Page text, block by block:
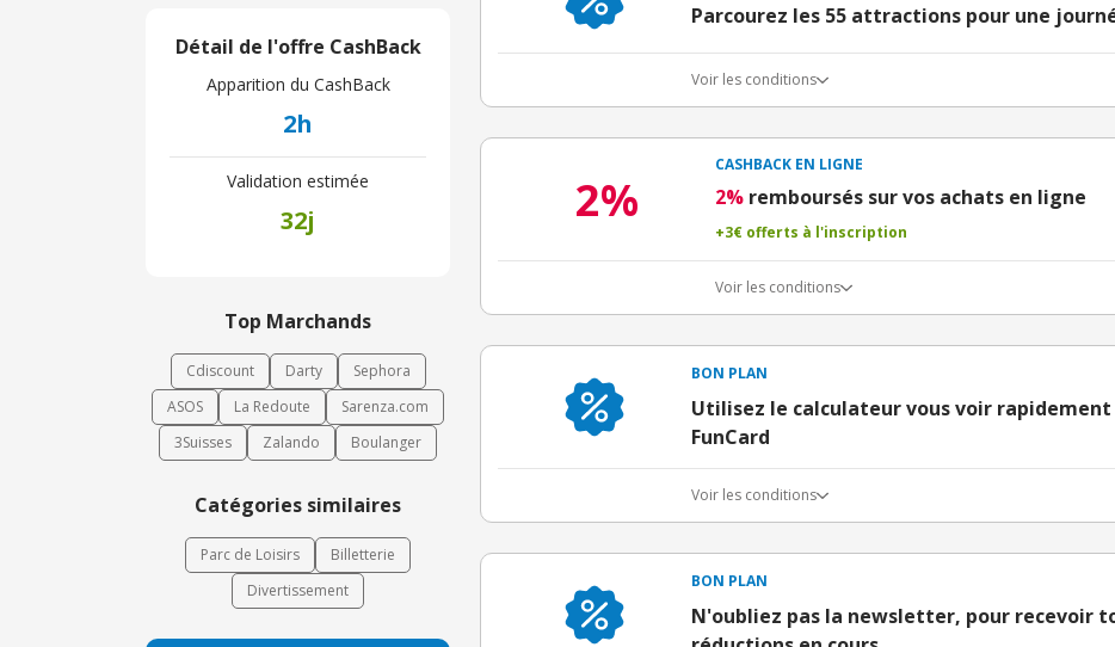
Détail de l'offre CashBack
Apparition du CashBack
2h
Validation estimée
32j
Top Marchands
Cdiscount Darty
Sephora
ASOS
La Redoute
Sarenza.com
3Suisses
Zalando Boulanger
Catégories similaires
Parc de Loisirs
Billetterie
Divertissement
Parcourez les 55 attractions pour une
Voir les conditions
2%
CASHBACK EN LIGNE
2% remboursés sur vos achats en ligne
+3€ offerts à l'inscription
Voir les conditions
BON PLAN
Utilisez le calculateur vous voir rapidement
FunCard
Voir les conditions
BON PLAN
N'oubliez pas la newsletter, pour recevoir